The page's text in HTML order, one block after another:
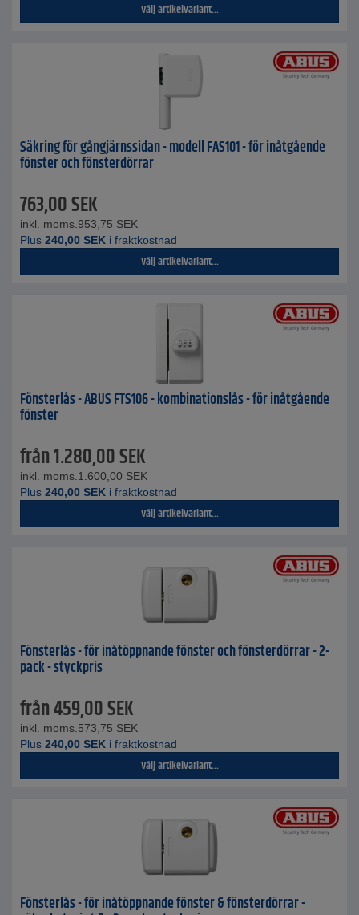
Välj artikelvariant...
Säkring för gångjärnssidan - modell FAS101 - för inåtgående
fönster och fönsterdörrar
763,00SEK
inkl. moms. 953,75 SEK
Plus 240,00 SEK i fraktkostnad
Välj artikelvariant...
Fönsterlås - ABUS FTS106 - kombinationslås - för inåtgående
fönster
från1.280,00SEK
inkl. moms. 1.600,00 SEK
Plus 240,00 SEK i fraktkostnad
Välj artikelvariant...
Fönsterlås - för inåtöppnande fönster och fönsterdörrar - 2-
pack - styckpris
från459,00SEK
inkl. moms. 573,75 SEK
Plus 240,00 SEK i fraktkostnad
Välj artikelvariant...
Fönsterlås - för inåtöppnande fönster & fönsterdörrar -